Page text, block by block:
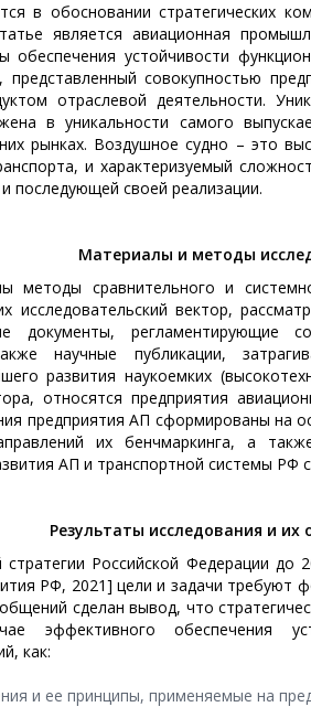
в обосновании стратегических
является авиационная
обеспечения устойчивости
совокупностью
отраслевой деятельности.
в уникальности самого
рынках. Воздушное судно – это
и характеризуемый
последующей своей реализации.
Материалы и методы
методы сравнительного и
исследовательский вектор,
документы, регламентирующие
научные публикации,
развития наукоемких
относятся предприятия
предприятия АП сформированы на
их бенчмаркинга, а
АП и транспортной системы РФ
Результаты исследования и их
Российской Федерации до
РФ, 2021] цели и задачи требуют
сделан вывод, что
эффективного обеспечения
как:
и ее принципы, применяемые на